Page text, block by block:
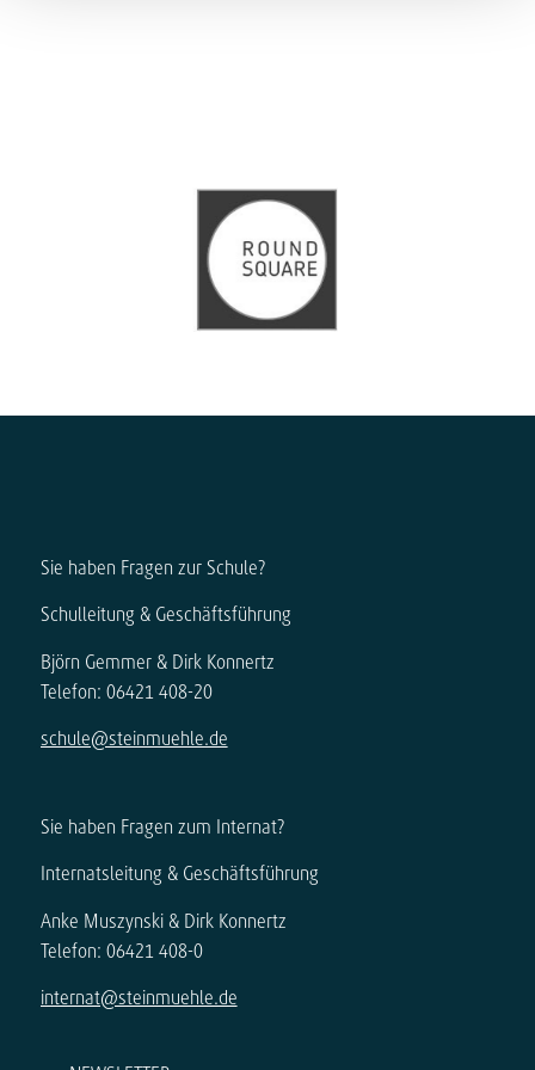
Sie haben Fragen zur Schule?
Schulleitung & Geschäftsführung
Björn Gemmer & Dirk Konnertz
Telefon: 06421 408-20
schule@steinmuehle.de
Sie haben Fragen zum Internat?
Internatsleitung & Geschäftsführung
Anke Muszynski & Dirk Konnertz
Telefon: 06421 408-0
internat@steinmuehle.de